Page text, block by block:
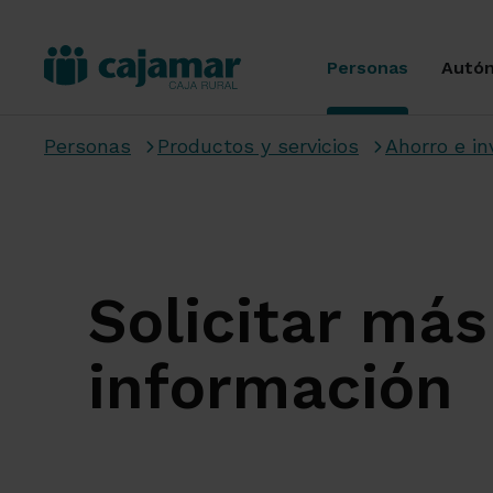
Personas
Personas Productos y servicios Ahorro e
Solicitar más
información